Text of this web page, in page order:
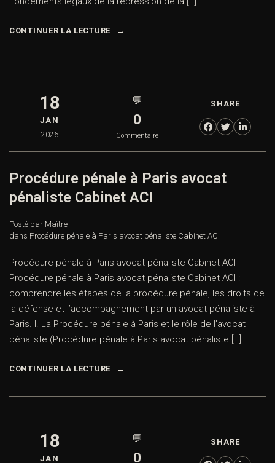
CONTINUER LA LECTURE
18
JAN
2026
💬
0
Commentaire
SHARE
Procédure pénale à Paris avocat
pénaliste Cabinet ACI
Posté par Maître
dans Procédure pénale à Paris avocat pénaliste Cabinet ACI
Procédure pénale à Paris avocat pénaliste Cabinet ACI
Procédure pénale à Paris avocat pénaliste Cabinet ACI :
comprendre les étapes de la procédure pénale, les droits de
la défense et l’accompagnement par un avocat pénaliste à
Paris. I. La Procédure pénale à Paris et le rôle de l’avocat
pénaliste (Procédure pénale à Paris avocat pénaliste […]
CONTINUER LA LECTURE
18
JAN
💬
0
SHARE